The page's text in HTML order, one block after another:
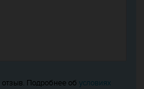
отзыв. Подробнее обусловиях